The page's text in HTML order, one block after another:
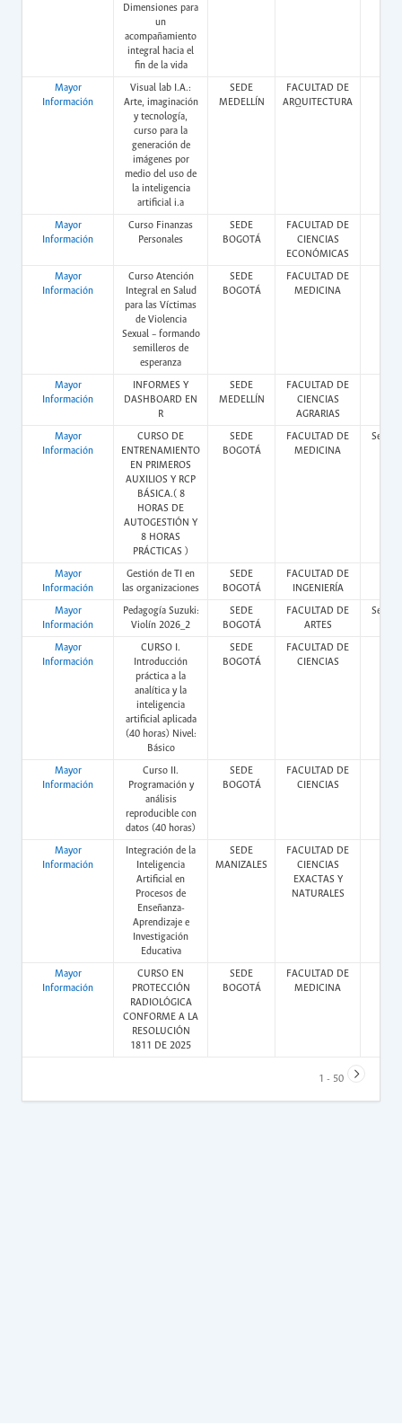
Dimensiones para
un
acompañamiento
integral hacia el
fin de la vida
Mayor
Información
Visual lab I.A.:
Arte, imaginación
y tecnología,
curso para la
generación de
imágenes por
medio del uso de
la inteligencia
artificial i.a
SEDE
MEDELLÍN
FACULTAD DE
ARQUITECTURA
Mayor
Información
Curso Finanzas
Personales
SEDE
BOGOTÁ
FACULTAD DE
CIENCIAS
ECONÓMICAS
Mayor
Información
Curso Atención
Integral en Salud
para las Víctimas
de Violencia
Sexual – formando
semilleros de
esperanza
SEDE
BOGOTÁ
FACULTAD DE
MEDICINA
Mayor
Información
INFORMES Y
DASHBOARD EN
R
SEDE
MEDELLÍN
FACULTAD DE
CIENCIAS
AGRARIAS
Mayor
Información
CURSO DE
ENTRENAMIENTO
EN PRIMEROS
AUXILIOS Y RCP
BÁSICA.( 8
HORAS DE
AUTOGESTIÓN Y
8 HORAS
PRÁCTICAS )
SEDE
BOGOTÁ
FACULTAD DE
MEDICINA
Mayor
Información
Gestión de TI en
las organizaciones
SEDE
BOGOTÁ
FACULTAD DE
INGENIERÍA
Mayor
Información
Pedagogía Suzuki:
Violín 2026_2
SEDE
BOGOTÁ
FACULTAD DE
ARTES
Mayor
Información
CURSO I.
Introducción
práctica a la
analítica y la
inteligencia
artificial aplicada
(40 horas) Nivel:
Básico
SEDE
BOGOTÁ
FACULTAD DE
CIENCIAS
Mayor
Información
Curso II.
Programación y
análisis
reproducible con
datos (40 horas)
SEDE
BOGOTÁ
FACULTAD DE
CIENCIAS
Mayor
Información
Integración de la
Inteligencia
Artificial en
Procesos de
Enseñanza-
Aprendizaje e
Investigación
Educativa
SEDE
MANIZALES
FACULTAD DE
CIENCIAS
EXACTAS Y
NATURALES
Mayor
Información
CURSO EN
PROTECCIÓN
RADIOLÓGICA
CONFORME A LA
RESOLUCIÓN
1811 DE 2025
SEDE
BOGOTÁ
FACULTAD DE
MEDICINA
1 - 50